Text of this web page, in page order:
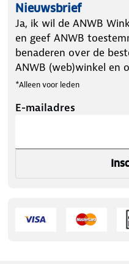
Nieuwsbrief
Ja, ik wil de ANWB
en geef ANWB
benaderen over de
ANWB (web)winkel en
*Alleen voor leden
E-mailadres